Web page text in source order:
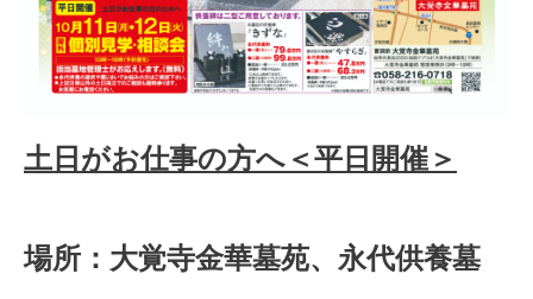
土日がお仕事の方へ＜平日開催＞
場所：大覚寺金華墓苑、永代供養墓